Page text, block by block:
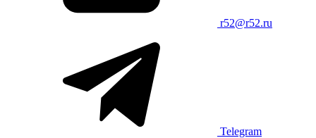
r52@r52.ru
Telegram